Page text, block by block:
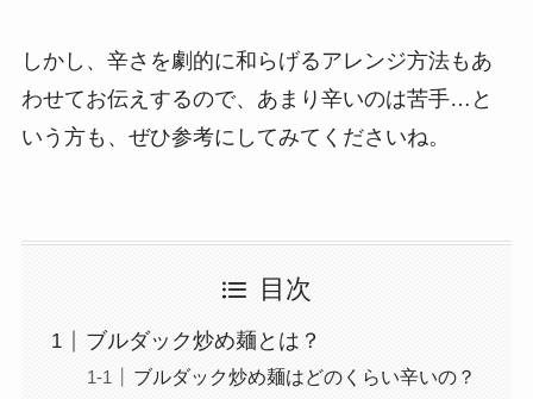
しかし、辛さを劇的に和らげるアレンジ方法もあ
わせてお伝えするので、あまり辛いのは苦手…と
いう方も、ぜひ参考にしてみてくださいね。
目次
ブルダック炒め麺とは？
ブルダック炒め麺はどのくらい辛いの？